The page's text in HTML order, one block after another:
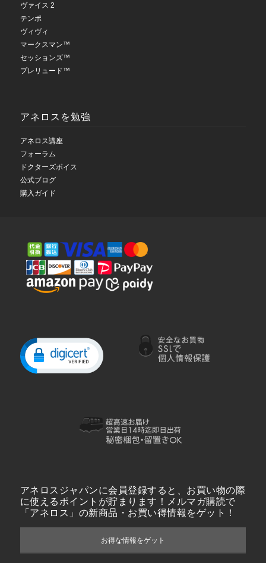
ヴァイス 2
テンポ
ヴィヴィ
マークスマン™
セッションズ™
プレリュード™
アネロスを勉強
アネロス講座
フォーラム
ドクターズボイス
公式ブログ
購入ガイド
アネロスジャパンに会員登録すると、お買い物の際
に使えるポイントが貯まります！メルマガ購読で
「アネロス」の新商品・お買い得情報をゲット！
お得な情報をゲット